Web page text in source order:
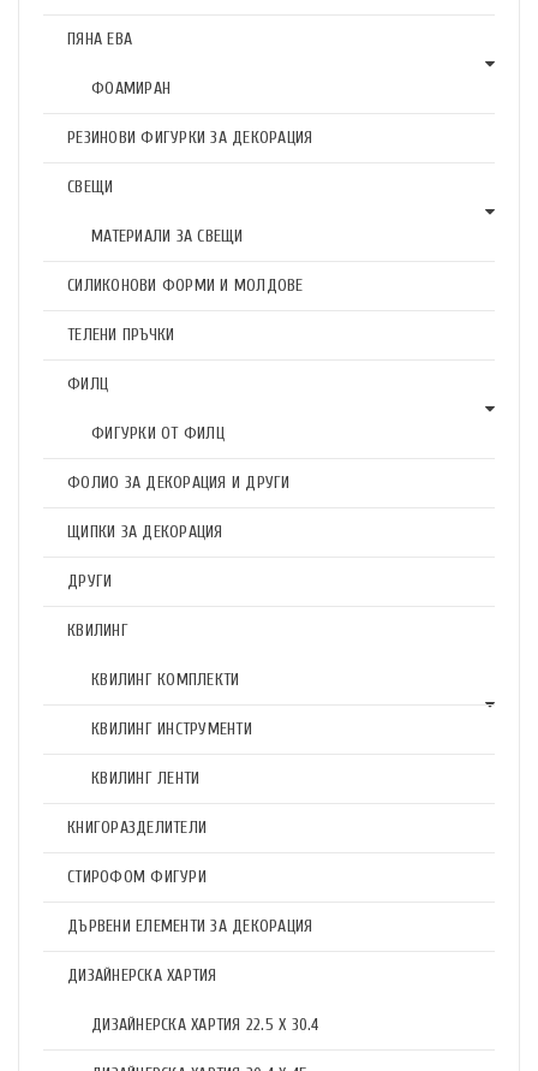
ПЯНА ЕВА
ФОАМИРАН
РЕЗИНОВИ ФИГУРКИ ЗА ДЕКОРАЦИЯ
СВЕЩИ
МАТЕРИАЛИ ЗА СВЕЩИ
СИЛИКОНОВИ ФОРМИ И МОЛДОВЕ
ТЕЛЕНИ ПРЪЧКИ
ФИЛЦ
ФИГУРКИ ОТ ФИЛЦ
ФОЛИО ЗА ДЕКОРАЦИЯ И ДРУГИ
ЩИПКИ ЗА ДЕКОРАЦИЯ
ДРУГИ
КВИЛИНГ
КВИЛИНГ КОМПЛЕКТИ
КВИЛИНГ ИНСТРУМЕНТИ
КВИЛИНГ ЛЕНТИ
КНИГОРАЗДЕЛИТЕЛИ
СТИРОФОМ ФИГУРИ
ДЪРВЕНИ ЕЛЕМЕНТИ ЗА ДЕКОРАЦИЯ
ДИЗАЙНЕРСКА ХАРТИЯ
ДИЗАЙНЕРСКА ХАРТИЯ 22.5 X 30.4